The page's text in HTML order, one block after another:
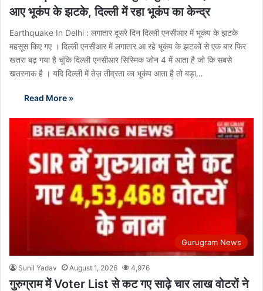
आए भूकंप के झटके, दिल्ली में रहा भूकंप का केन्द्र
Earthquake In Delhi : लगातार दूसरे दिन दिल्ली एनसीआर में भूकंप के झटके
महसूस किए गए । दिल्ली एनसीआर में लगातार आ रहे भूकंप के झटकों से एक बार फिर
खतरा बढ़ गया है चूंकि दिल्ली एनसीआर सिस्मिक जोन 4 में आता है जो कि सबसे
खतरनाक है । यदि दिल्ली में तेज़ तीव्रता का भूकंप आता है तो बड़ा…
Read More »
Gurugram News
Sunil Yadav August 1, 2026 4,976
गुरुग्राम में Voter List से कट गए साढ़े चार लाख वोटरों ने